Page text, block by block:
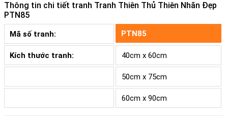
Thông tin chi tiết tranh Tranh Thiên Thủ Thiên Nhãn Đẹp
PTN85
Mã số tranh: PTN85
Kích thước tranh: 40cm x 60cm
50cm x 75cm
60cm x 90cm